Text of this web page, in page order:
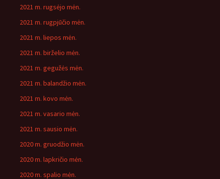
2021 m. rugsėjo mėn.
2021 m. rugpjūčio mėn.
2021 m. liepos mėn.
2021 m. birželio mėn.
2021 m. gegužės mėn.
2021 m. balandžio mėn.
2021 m. kovo mėn.
2021 m. vasario mėn.
2021 m. sausio mėn.
2020 m. gruodžio mėn.
2020 m. lapkričio mėn.
2020 m. spalio mėn.